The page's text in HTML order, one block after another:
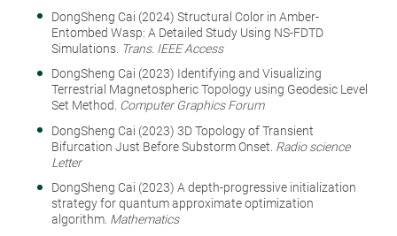
DongSheng Cai (2024) Structural Color in Amber-
Entombed Wasp: A Detailed Study Using NS-FDTD
Simulations. Trans. IEEE Access
DongSheng Cai (2023) Identifying and Visualizing
Terrestrial Magnetospheric Topology using Geodesic Level
Set Method. Computer Graphics Forum
DongSheng Cai (2023) 3D Topology of Transient
Bifurcation Just Before Substorm Onset. Radio science
Letter
DongSheng Cai (2023) A depth-progressive initialization
strategy for quantum approximate optimization
algorithm. Mathematics